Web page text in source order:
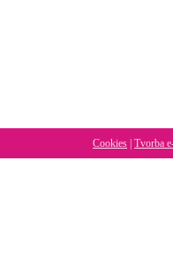
Cookies Tvorba